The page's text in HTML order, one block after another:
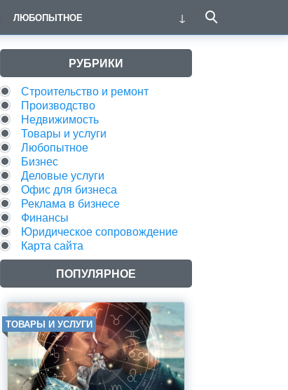
ЛЮБОПЫТНОЕ
РУБРИКИ
Строительство и ремонт
Производство
Недвижимость
Товары и услуги
Любопытное
Бизнес
Деловые услуги
Офис для бизнеса
Реклама в бизнесе
Финансы
Юридическое сопровождение
Карта сайта
ПОПУЛЯРНОЕ
ТОВАРЫ И УСЛУГИ